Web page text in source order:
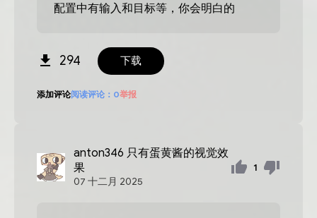
配置中有输入和目标等，你会明白的
294 下载
添加评论阅读评论： 0举报
anton346 只有蛋黄酱的视觉效
果
07 十二月 2025
1